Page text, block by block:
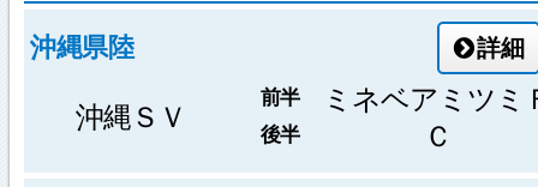
沖縄県陸 詳細
沖縄ＳＶ
前半
ミネベアミツミ
Ｃ
後半